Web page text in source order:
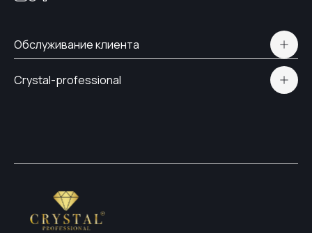
Обслуживание клиента
Доставка и оплата
Crystal-professional